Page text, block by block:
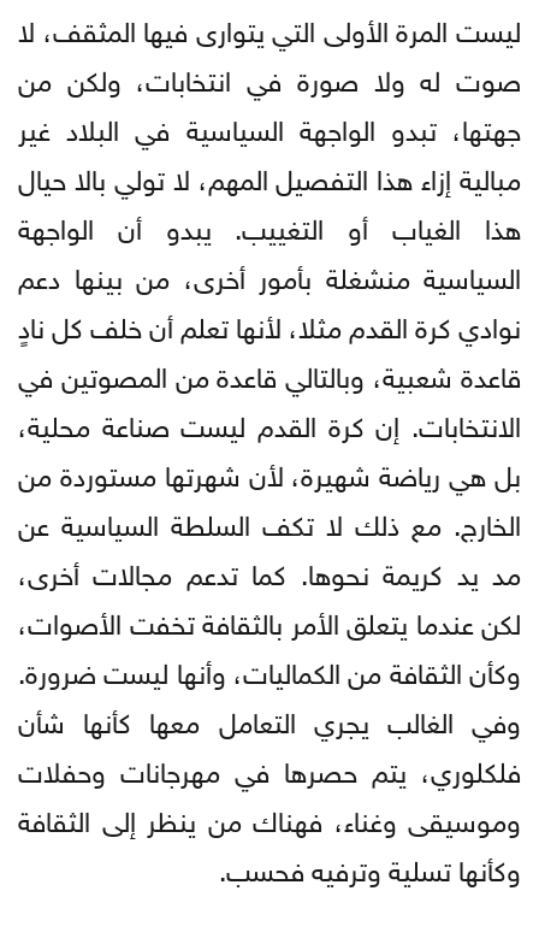
ليست المرة الأولى التي يتوارى فيها المثقف، لا
صوت له ولا صورة في انتخابات، ولكن من
جهتها، تبدو الواجهة السياسية في البلاد غير
مبالية إزاء هذا التفصيل المهم، لا تولي بالا حيال
هذا الغياب أو التغييب. يبدو أن الواجهة
السياسية منشغلة بأمور أخرى، من بينها دعم
نوادي كرة القدم مثلا، لأنها تعلم أن خلف كل نادٍ
قاعدة شعبية، وبالتالي قاعدة من المصوتين في
الانتخابات. إن كرة القدم ليست صناعة محلية،
بل هي رياضة شهيرة، لأن شهرتها مستوردة من
الخارج. مع ذلك لا تكف السلطة السياسية عن
مد يد كريمة نحوها. كما تدعم مجالات أخرى،
لكن عندما يتعلق الأمر بالثقافة تخفت الأصوات،
وكأن الثقافة من الكماليات، وأنها ليست ضرورة.
وفي الغالب يجري التعامل معها كأنها شأن
فلكلوري، يتم حصرها في مهرجانات وحفلات
وموسيقى وغناء، فهناك من ينظر إلى الثقافة
وكأنها تسلية وترفيه فحسب.